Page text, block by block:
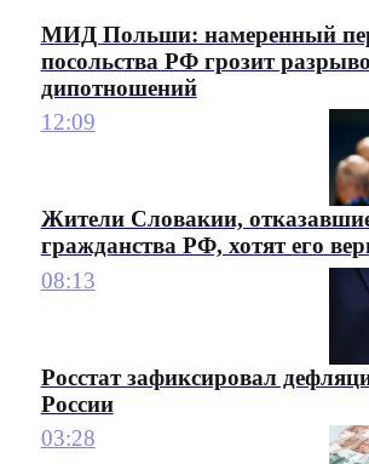
МИД Польши: намеренный
посольства РФ грозит
дипотношений
12:09
Жители Словакии,
гражданства РФ, хотят его
08:13
Росстат зафиксировал
России
03:28